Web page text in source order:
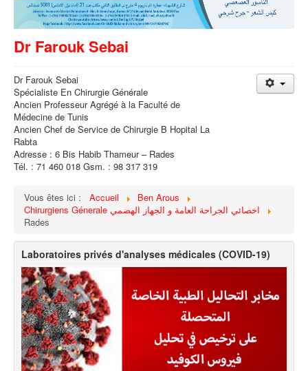
Dr Farouk Sebai
Dr Farouk Sebai
Spécialiste En Chirurgie Générale
Ancien Professeur Agrégé à la Faculté de
Médecine de Tunis
Ancien Chef de Service de Chirurgie B Hopital La
Rabta
Adresse : 6 Bis Habib Thameur – Rades
Tél. : 71 460 018 Gsm. : 98 317 319
Vous êtes ici : Accueil
Ben Arous
Rades
Laboratoires privés d'analyses médicales (COVID-19)